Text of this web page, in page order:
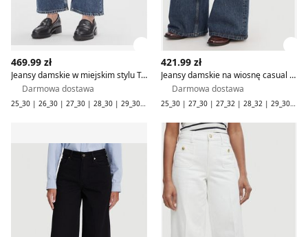
Zobacz szczegóły produktu
469.99 zł
Jeansy damskie w miejskim stylu Tommy Hilfiger
Darmowa dostawa
25_30 | 26_30 | 27_30 | 28_30 | 29_30 | 30_30 | 31_30 | 33_30
421.99 zł
Jeansy damskie na wiosnę casual Tommy Hilfiger
Darmowa dostawa
25_30 | 27_30 | 27_32 | 28_32 | 29_30 | 29_32 | 30_30 | 30_32 | 31_30 | 31_32 | 32_30 | 32_32 | 33_30 | 33_32 | 34_30 | 34_32
Jeansy damskie casual Tommy HilfigerJeansy damskie wiosenne